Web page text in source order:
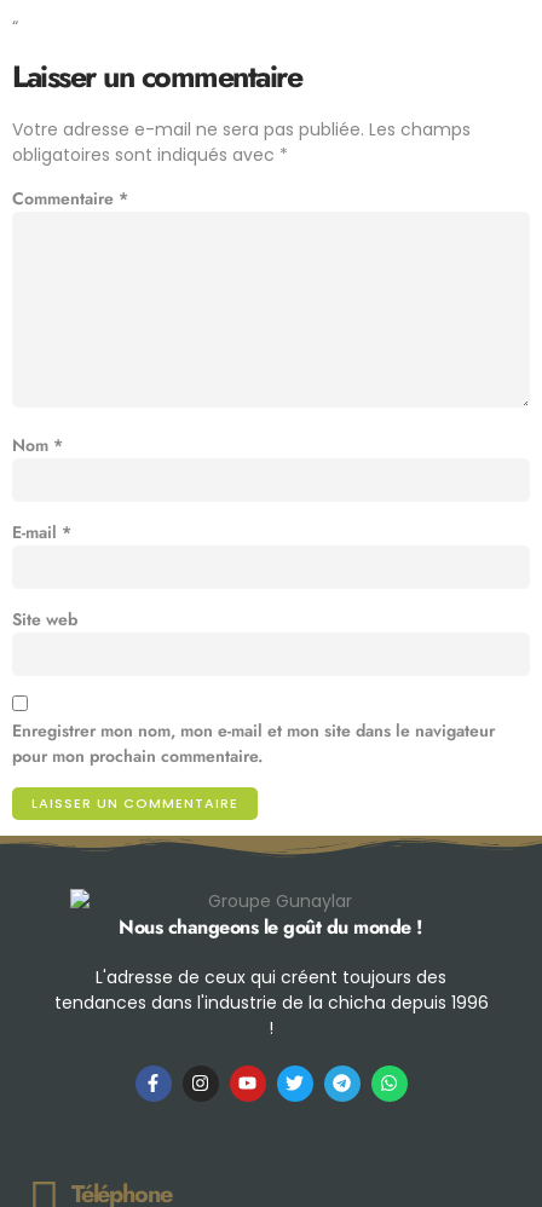
“
Laisser un commentaire
Votre adresse e-mail ne sera pas publiée. Les champs
obligatoires sont indiqués avec *
Commentaire *
Nom *
E-mail *
Site web
Enregistrer mon nom, mon e-mail et mon site dans le navigateur
pour mon prochain commentaire.
Nous changeons le goût du monde !
L'adresse de ceux qui créent toujours des
tendances dans l'industrie de la chicha depuis 1996
!
Téléphone